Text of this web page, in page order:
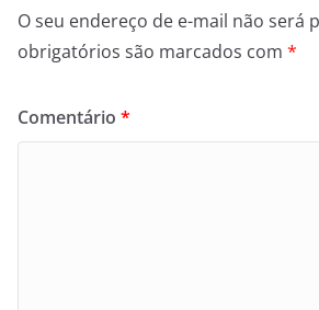
O seu endereço de e-mail não será
obrigatórios são marcados com *
Comentário *